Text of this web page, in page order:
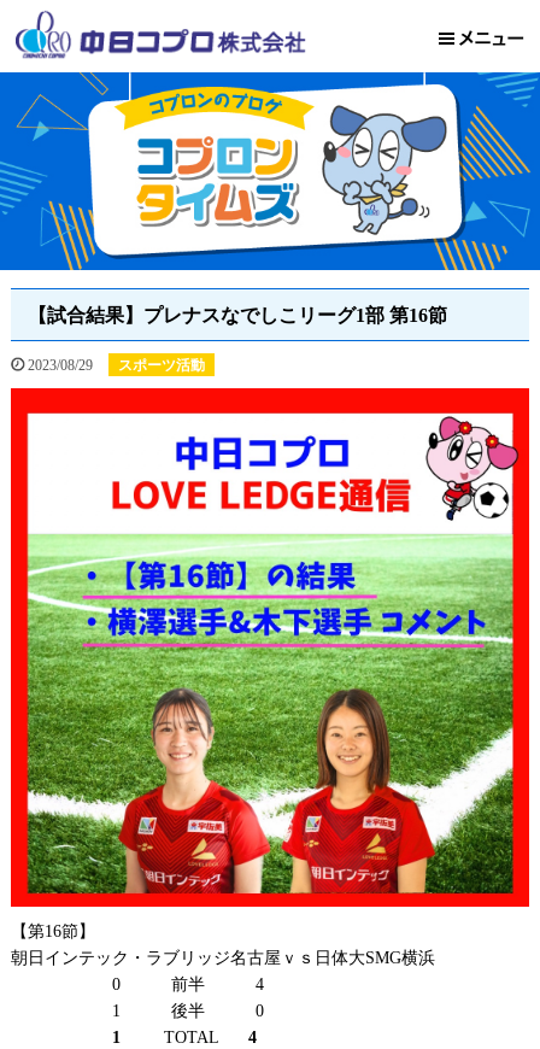
【試合結果】プレナスなでしこリーグ1部 第16節
2023/08/29 スポーツ活動
【第16節】
朝日インテック・ラブリッジ名古屋ｖｓ日体大SMG横浜
0 前半 4
1 後半 0
1
TOTAL 4